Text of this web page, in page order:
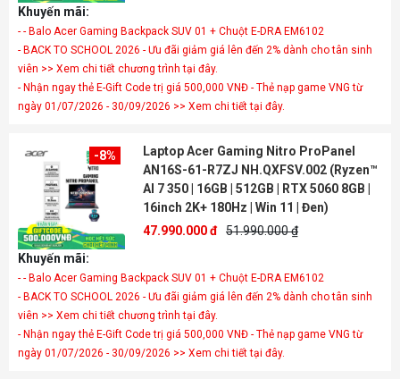
Khuyến mãi:
- - Balo Acer Gaming Backpack SUV 01 + Chuột E-DRA EM6102
- BACK TO SCHOOL 2026 - Ưu đãi giảm giá lên đến 2% dành cho tân sinh
viên >> Xem chi tiết chương trình tại đây.
- Nhận ngay thẻ E-Gift Code trị giá 500,000 VNĐ - Thẻ nạp game VNG từ
ngày 01/07/2026 - 30/09/2026 >> Xem chi tiết tại đây.
-8%
Laptop Acer Gaming Nitro ProPanel
AN16S-61-R7ZJ NH.QXFSV.002 (Ryzen™
AI 7 350 | 16GB | 512GB | RTX 5060 8GB |
16inch 2K+ 180Hz | Win 11 | Đen)
47.990.000 đ 51.990.000 ₫
Khuyến mãi:
- - Balo Acer Gaming Backpack SUV 01 + Chuột E-DRA EM6102
- BACK TO SCHOOL 2026 - Ưu đãi giảm giá lên đến 2% dành cho tân sinh
viên >> Xem chi tiết chương trình tại đây.
- Nhận ngay thẻ E-Gift Code trị giá 500,000 VNĐ - Thẻ nạp game VNG từ
ngày 01/07/2026 - 30/09/2026 >> Xem chi tiết tại đây.